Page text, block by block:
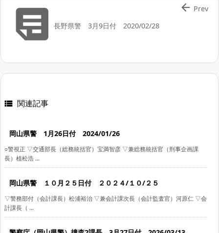
長野県警 3月9日付 2020/02/28
 Prev
 関連記事
岡山県警 1月26日付 2024/01/26
○警視正 ▽交通部長（総務統括官）宝満智彦 ▽兼総務統括官（刑事企画課
長）植松浩 ...
岡山県警 １０月２５日付 ２０２４/１０/２５
▽警務部付（会計課長）松浦裕治 ▽兼会計課次長（会計監査官）河原仁 ▽会
計課長（ ...